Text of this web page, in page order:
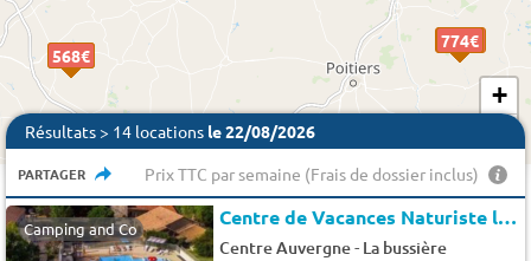
774 €
774€
568€
774€
568€
774€
+
Résultats > 14 locations le 22/08/2026
PARTAGER Prix TTC par semaine (Frais de dossier inclus)
Camping and Co Centre de Vacances Naturiste le Colombier
Centre Auvergne- La bussière